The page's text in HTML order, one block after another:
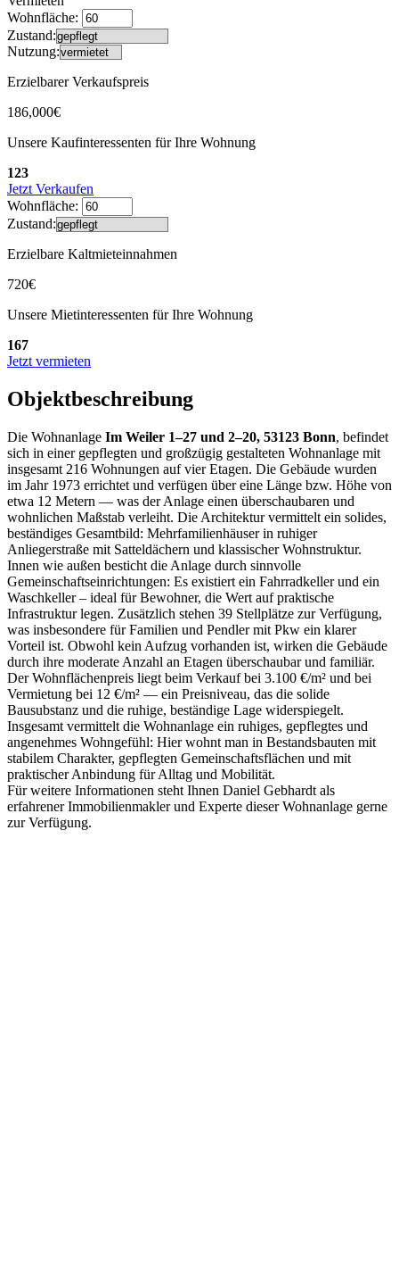
Wohnfläche:
Zustand:
Nutzung:
Erzielbarer Verkaufspreis
186,000€
Unsere Kaufinteressenten für Ihre Wohnung
123
Jetzt Verkaufen
Wohnfläche:
Zustand:
Erzielbare Kaltmieteinnahmen
720€
Unsere Mietinteressenten für Ihre Wohnung
167
Jetzt vermieten
Objektbeschreibung
Die Wohnanlage Im Weiler 1–27 und 2–20, 53123 Bonn, befindet
sich in einer gepflegten und großzügig gestalteten Wohnanlage mit
insgesamt 216 Wohnungen auf vier Etagen. Die Gebäude wurden
im Jahr 1973 errichtet und verfügen über eine Länge bzw. Höhe von
etwa 12 Metern — was der Anlage einen überschaubaren und
wohnlichen Maßstab verleiht. Die Architektur vermittelt ein solides,
beständiges Gesamtbild: Mehrfamilienhäuser in ruhiger
Anliegerstraße mit Satteldächern und klassischer Wohnstruktur.
Innen wie außen besticht die Anlage durch sinnvolle
Gemeinschaftseinrichtungen: Es existiert ein Fahrradkeller und ein
Waschkeller – ideal für Bewohner, die Wert auf praktische
Infrastruktur legen. Zusätzlich stehen 39 Stellplätze zur Verfügung,
was insbesondere für Familien und Pendler mit Pkw ein klarer
Vorteil ist. Obwohl kein Aufzug vorhanden ist, wirken die Gebäude
durch ihre moderate Anzahl an Etagen überschaubar und familiär.
Der Wohnflächenpreis liegt beim Verkauf bei 3.100 €/m² und bei
Vermietung bei 12 €/m² — ein Preisniveau, das die solide
Bausubstanz und die ruhige, beständige Lage widerspiegelt.
Insgesamt vermittelt die Wohnanlage ein ruhiges, gepflegtes und
angenehmes Wohngefühl: Hier wohnt man in Bestandsbauten mit
stabilem Charakter, gepflegten Gemeinschaftsflächen und mit
praktischer Anbindung für Alltag und Mobilität.
Für weitere Informationen steht Ihnen Daniel Gebhardt als
erfahrener Immobilienmakler und Experte dieser Wohnanlage gerne
zur Verfügung.